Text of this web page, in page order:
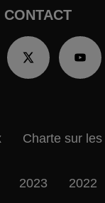
CONTACT
Charte sur
2023 2022